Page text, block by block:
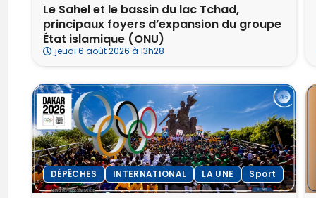
Le Sahel et le bassin du lac Tchad,
principaux foyers d’expansion du groupe
État islamique (ONU)
jeudi 6 août 2026 à 13h28
DÉPÊCHES INTERNATIONAL LA UNE Sport